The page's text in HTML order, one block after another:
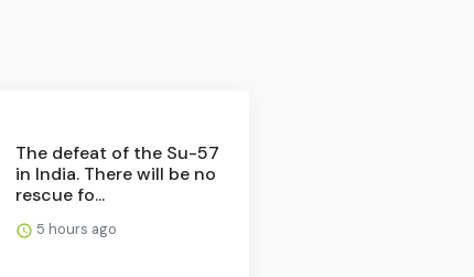
The defeat of the Su-57
in India. There will be no
rescue fo...
5 hours ago